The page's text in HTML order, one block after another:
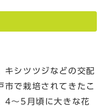
キシツツジなどの交配
市で栽培されてきたこ
4～5月頃に大きな花